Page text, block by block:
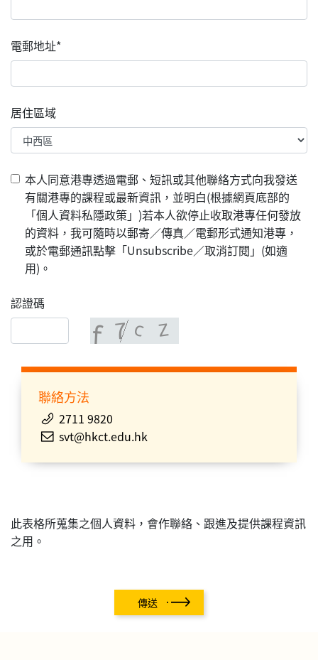
電郵地址*
居住區域
本人同意港專透過電郵、短訊或其他聯絡方式向我發送
有關港專的課程或最新資訊，並明白(根據網頁底部的
「個人資料私隱政策」)若本人欲停止收取港專任何發放
的資料，我可隨時以郵寄／傳真／電郵形式通知港專，
或於電郵通訊點擊「Unsubscribe／取消訂閱」(如適
用)。
認證碼
聯絡方法
2711 9820
svt@hkct.edu.hk
此表格所蒐集之個人資料，會作聯絡、跟進及提供課程資訊
之用。
傳送